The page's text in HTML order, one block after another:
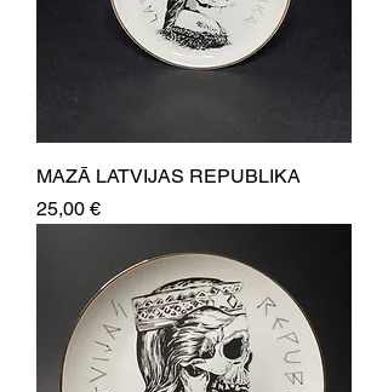
MAZĀ LATVIJAS REPUBLIKA
Price
25,00 €